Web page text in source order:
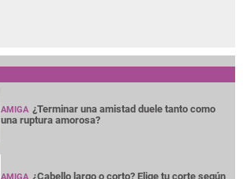
AMIGA ¿Terminar una amistad duele tanto como
una ruptura amorosa?
¿Cabello largo o corto? Elige tu corte según